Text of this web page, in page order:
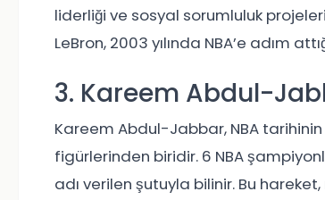
liderliği ve sosyal sorumluluk
LeBron, 2003 yılında NBA’e adım
3. Kareem Abdul-
Kareem Abdul-Jabbar, NBA
figürlerinden biridir. 6 NBA
adı verilen şutuyla bilinir. Bu